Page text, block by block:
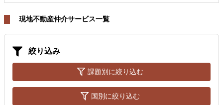
現地不動産仲介サービス一覧
絞り込み
課題別に絞り込む
国別に絞り込む